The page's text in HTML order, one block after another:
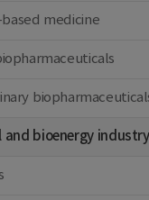
medicine
and bioenergy industry